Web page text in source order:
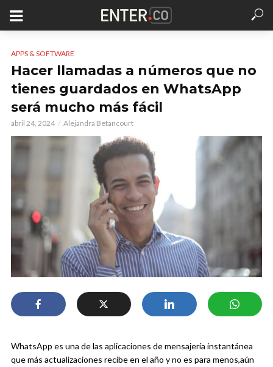
APPS & SOFTWARE
Hacer llamadas a números que no
tienes guardados en WhatsApp
será mucho más fácil
abril 24, 2024 Alejandra Betancourt
WhatsApp es una de las aplicaciones de mensajería instantánea
que más actualizaciones recibe en el año y no es para menos,aún